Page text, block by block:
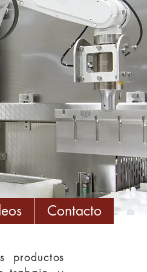
Contacto
productos